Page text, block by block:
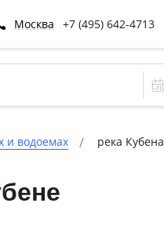
Москва +7 (495) 642-4713
и водоемах река Кубена